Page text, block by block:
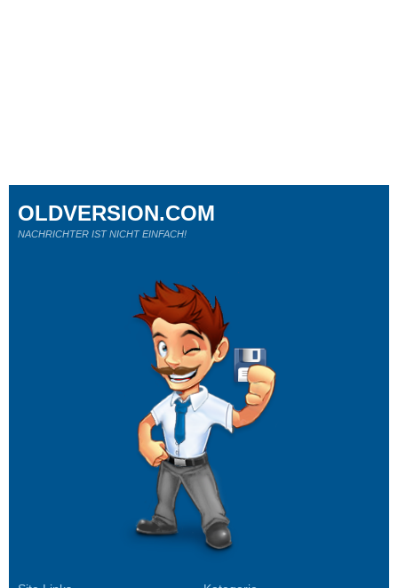
OLDVERSION.COM
NACHRICHTER IST NICHT EINFACH!